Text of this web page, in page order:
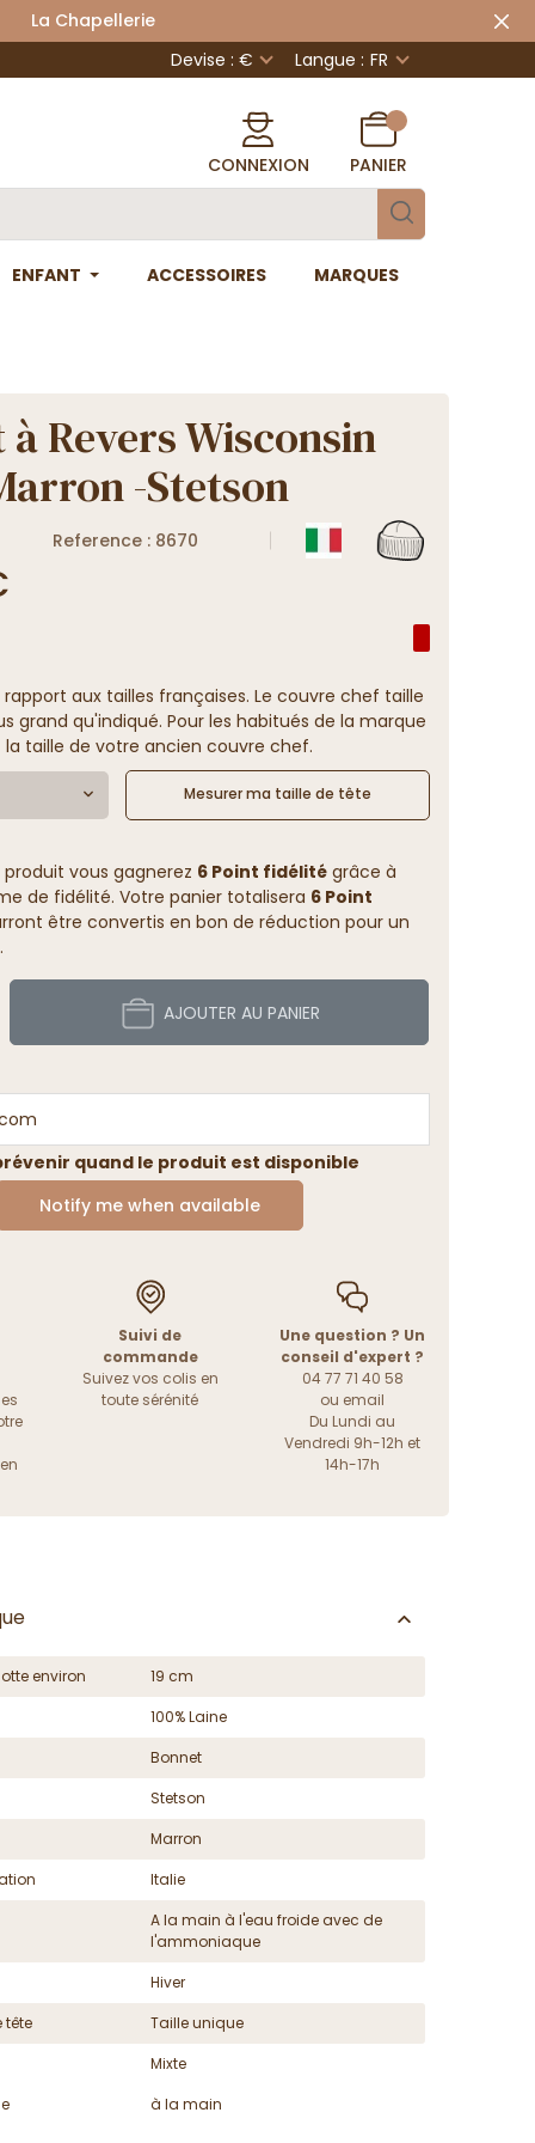
Chapellerie
Devise : €
Langue : FR
CONNEXION PANIER
ENFANT ACCESSOIRES MARQUES
Revers Wisconsin
-Stetson
Reference : 8670
aux tailles françaises. Le couvre chef taille
grand qu'indiqué. Pour les habitués de la marque
la taille de votre ancien couvre chef.
Mesurer ma taille de tête
vous gagnerez 6 Point fidélitégrâce à
de fidélité. Votre panier totalisera 6 Point
être convertis en bon de réduction pour un
AJOUTER AU PANIER
quand le produit est disponible
Notify me when available
Suivi de
commande
Suivez vos colis en
toute sérénité
Une question ? Un
conseil d'expert ?
04 77 71 40 58
ou email
Du Lundi au
Vendredi 9h-12h et
14h-17h
environ
19 cm
100% Laine
Bonnet
Stetson
Marron
Italie
A la main à l'eau froide avec de
l'ammoniaque
Hiver
tête
Taille unique
Mixte
à la main